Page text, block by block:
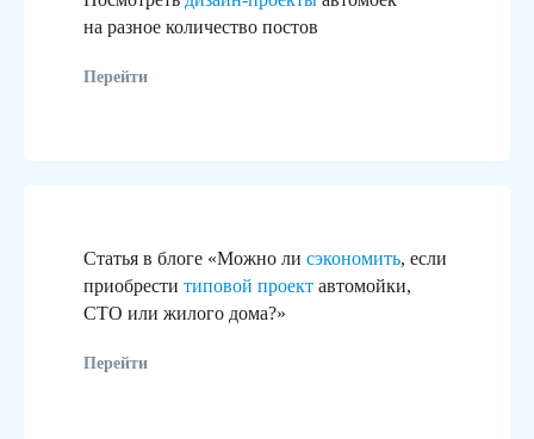
на разное количество постов
Перейти
Статья в блоге «Можно ли сэкономить, если
приобрести типовой проект автомойки,
СТО или жилого дома?»
Перейти